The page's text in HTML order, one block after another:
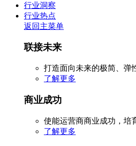
行业洞察
行业热点
返回主菜单
联接未来
打造面向未来的极简、弹
了解更多
商业成功
使能运营商商业成功，培
了解更多